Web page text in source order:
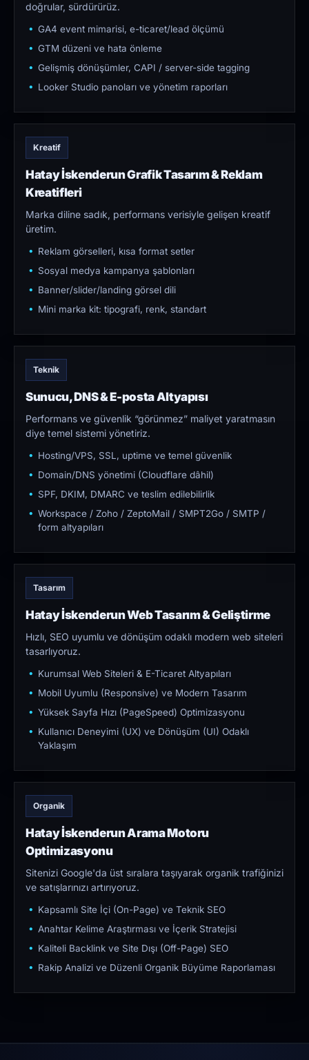
doğrular, sürdürürüz.
GA4 event mimarisi, e-ticaret/lead ölçümü
GTM düzeni ve hata önleme
Gelişmiş dönüşümler, CAPI / server-side tagging
Looker Studio panoları ve yönetim raporları
Kreatif
Hatay İskenderun Grafik Tasarım & Reklam
Kreatifleri
Marka diline sadık, performans verisiyle gelişen kreatif
üretim.
Reklam görselleri, kısa format setler
Sosyal medya kampanya şablonları
Banner/slider/landing görsel dili
Mini marka kit: tipografi, renk, standart
Teknik
Sunucu, DNS & E-posta Altyapısı
Performans ve güvenlik “görünmez” maliyet yaratmasın
diye temel sistemi yönetiriz.
Hosting/VPS, SSL, uptime ve temel güvenlik
Domain/DNS yönetimi (Cloudflare dâhil)
SPF, DKIM, DMARC ve teslim edilebilirlik
Workspace / Zoho / ZeptoMail / SMPT2Go / SMTP /
form altyapıları
Tasarım
Hatay İskenderun Web Tasarım & Geliştirme
Hızlı, SEO uyumlu ve dönüşüm odaklı modern web siteleri
tasarlıyoruz.
Kurumsal Web Siteleri & E-Ticaret Altyapıları
Mobil Uyumlu (Responsive) ve Modern Tasarım
Yüksek Sayfa Hızı (PageSpeed) Optimizasyonu
Kullanıcı Deneyimi (UX) ve Dönüşüm (UI) Odaklı
Yaklaşım
Organik
Hatay İskenderun Arama Motoru
Optimizasyonu
Sitenizi Google'da üst sıralara taşıyarak organik trafiğinizi
ve satışlarınızı artırıyoruz.
Kapsamlı Site İçi (On-Page) ve Teknik SEO
Anahtar Kelime Araştırması ve İçerik Stratejisi
Kaliteli Backlink ve Site Dışı (Off-Page) SEO
Rakip Analizi ve Düzenli Organik Büyüme Raporlaması